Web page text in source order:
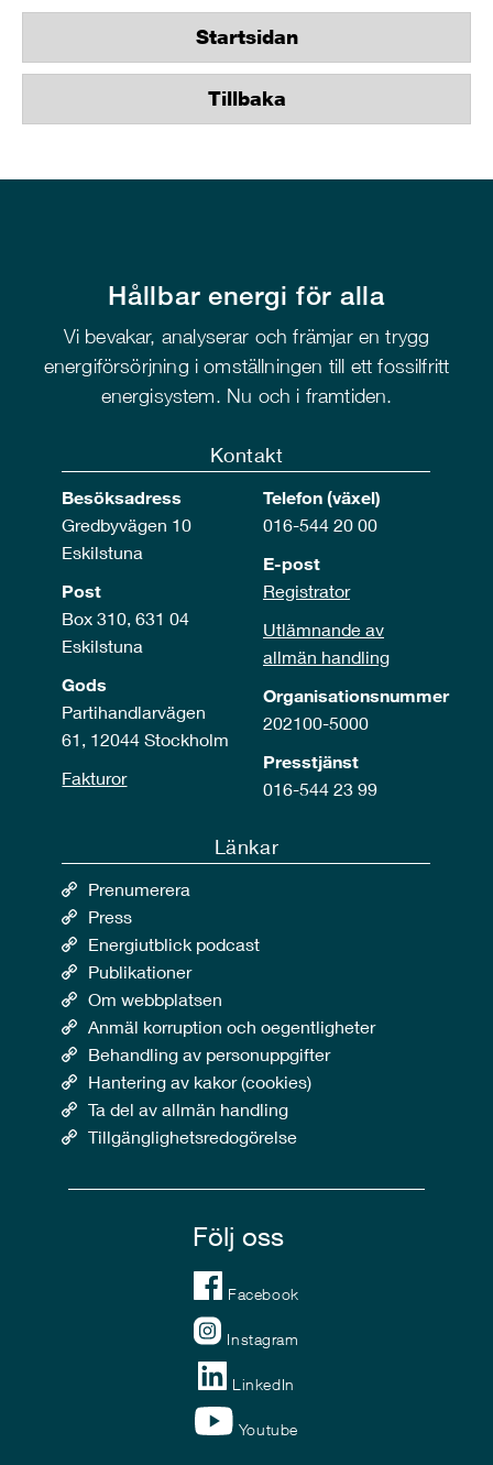
Startsidan
Tillbaka
Hållbar energi för alla
Vi bevakar, analyserar och främjar en trygg
energiförsörjning i omställningen till ett fossilfritt
energisystem. Nu och i framtiden.
Kontakt
Besöksadress
Gredbyvägen 10
Eskilstuna
Post
Box 310, 631 04
Eskilstuna
Gods
Partihandlarvägen
61, 12044 Stockholm
Fakturor
Telefon (växel)
016-544 20 00
E-post
Registrator
Utlämnande av
allmän handling
Organisationsnummer
202100-5000
Presstjänst
016-544 23 99
Länkar
Prenumerera
Press
Energiutblick podcast
Publikationer
Om webbplatsen
Anmäl korruption och oegentligheter
Behandling av personuppgifter
Hantering av kakor (cookies)
Ta del av allmän handling
Tillgänglighetsredogörelse
Följ oss
Facebook
Instagram
LinkedIn
Youtube